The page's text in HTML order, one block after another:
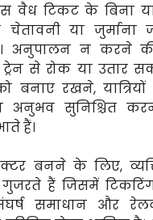
वैध टिकट के बिना
चेतावनी या
अनुपालन न करने
ट्रेन से रोक या उतार
बनाए रखने,
अनुभव सुनिश्चित
हैं।
बनने के लिए,
हैं जिसमें टिकटिंग
समाधान और